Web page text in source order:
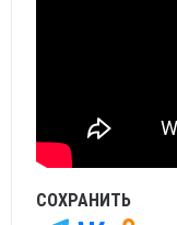
СОХРАНИТЬ